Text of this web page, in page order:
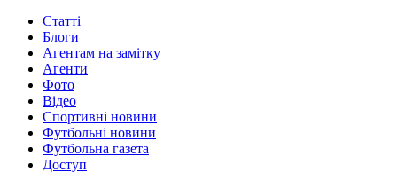
Статті
Блоги
Агентам на замітку
Агенти
Фото
Відео
Спортивні новини
Футбольні новини
Футбольна газета
Доступ